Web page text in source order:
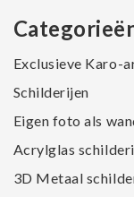
Exclusieve Karo-
Schilderijen
Eigen foto als
Acrylglas
3D Metaal